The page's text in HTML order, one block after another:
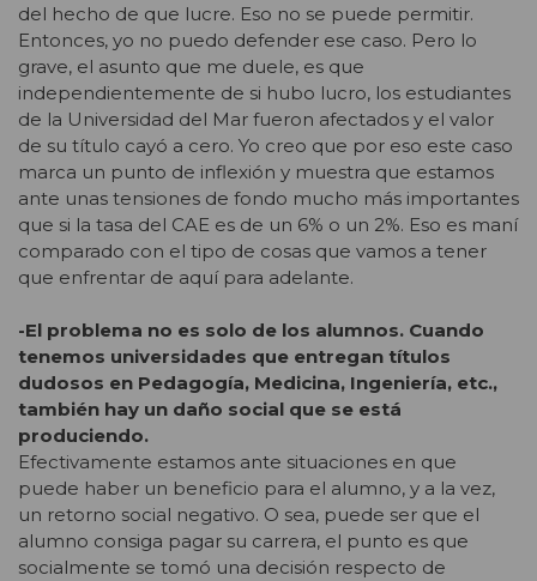
del hecho de que lucre. Eso no se puede permitir.
Entonces, yo no puedo defender ese caso. Pero lo
grave, el asunto que me duele, es que
independientemente de si hubo lucro, los estudiantes
de la Universidad del Mar fueron afectados y el valor
de su título cayó a cero. Yo creo que por eso este caso
marca un punto de inflexión y muestra que estamos
ante unas tensiones de fondo mucho más importantes
que si la tasa del CAE es de un 6% o un 2%. Eso es maní
comparado con el tipo de cosas que vamos a tener
que enfrentar de aquí para adelante.
-El problema no es solo de los alumnos. Cuando
tenemos universidades que entregan títulos
dudosos en Pedagogía, Medicina, Ingeniería, etc.,
también hay un daño social que se está
produciendo.
Efectivamente estamos ante situaciones en que
puede haber un beneficio para el alumno, y a la vez,
un retorno social negativo. O sea, puede ser que el
alumno consiga pagar su carrera, el punto es que
socialmente se tomó una decisión respecto de